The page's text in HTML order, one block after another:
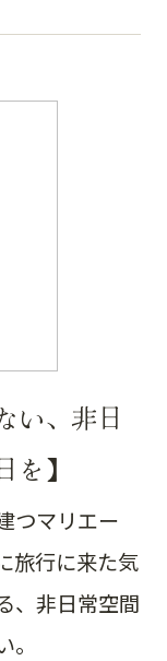
い、非日
】
つマリエー
旅行に来た気
、非日常空間